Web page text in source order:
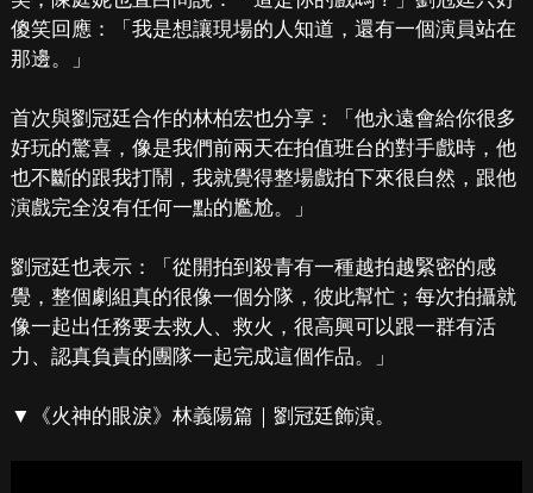
傻笑回應：「我是想讓現場的人知道，還有一個演員站在
那邊。」
首次與劉冠廷合作的林柏宏也分享：「他永遠會給你很多
好玩的驚喜，像是我們前兩天在拍值班台的對手戲時，他
也不斷的跟我打鬧，我就覺得整場戲拍下來很自然，跟他
演戲完全沒有任何一點的尷尬。」
劉冠廷也表示：「從開拍到殺青有一種越拍越緊密的感
覺，整個劇組真的很像一個分隊，彼此幫忙；每次拍攝就
像一起出任務要去救人、救火，很高興可以跟一群有活
力、認真負責的團隊一起完成這個作品。」
▼《火神的眼淚》林義陽篇｜劉冠廷飾演。